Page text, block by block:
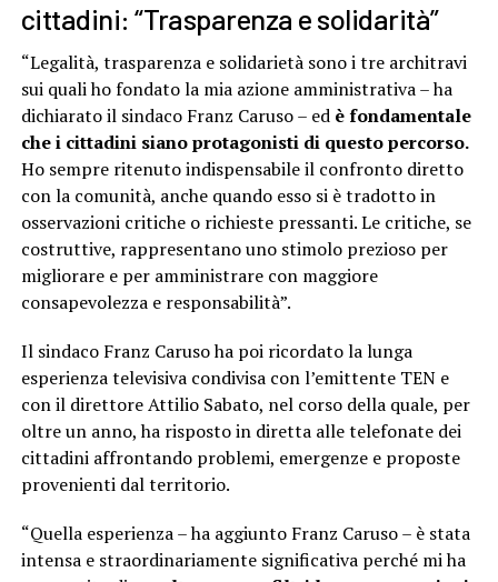
cittadini: “Trasparenza e solidarità”
“Legalità, trasparenza e solidarietà sono i tre architravi
sui quali ho fondato la mia azione amministrativa – ha
dichiarato il sindaco Franz Caruso – ed è fondamentale
che i cittadini siano protagonisti di questo percorso.
Ho sempre ritenuto indispensabile il confronto diretto
con la comunità, anche quando esso si è tradotto in
osservazioni critiche o richieste pressanti. Le critiche, se
costruttive, rappresentano uno stimolo prezioso per
migliorare e per amministrare con maggiore
consapevolezza e responsabilità”.
Il sindaco Franz Caruso ha poi ricordato la lunga
esperienza televisiva condivisa con l’emittente TEN e
con il direttore Attilio Sabato, nel corso della quale, per
oltre un anno, ha risposto in diretta alle telefonate dei
cittadini affrontando problemi, emergenze e proposte
provenienti dal territorio.
“Quella esperienza – ha aggiunto Franz Caruso – è stata
intensa e straordinariamente significativa perché mi ha